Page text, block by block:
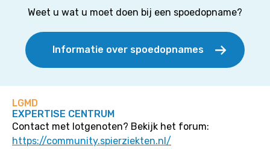
Weet u wat u moet doen bij een spoedopname?
Informatie over spoedopnames
LGMD
EXPERTISE CENTRUM
Contact met lotgenoten? Bekijk het forum:
https://community.spierziekten.nl/